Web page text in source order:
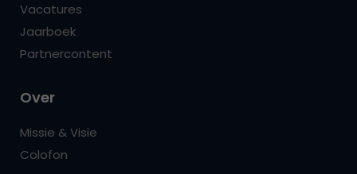
Vacatures
Jaarboek
Partnercontent
Over
Missie & Visie
Colofon